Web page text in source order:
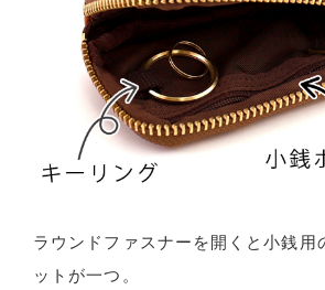
ラウンドファスナーを開くと小銭用
ットが一つ。